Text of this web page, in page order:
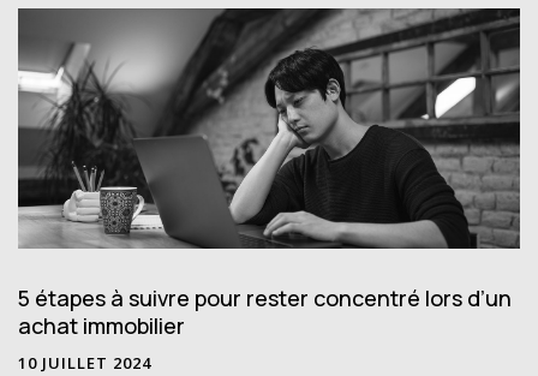
5 étapes à suivre pour rester concentré lors d’un
achat immobilier
10 JUILLET 2024